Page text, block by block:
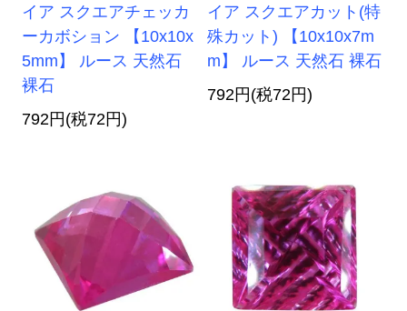
イア スクエアチェッカ
ーカボション 【10x10x
5mm】 ルース 天然石
裸石
792円(税72円)
イア スクエアカット(特
殊カット) 【10x10x7m
m】 ルース 天然石 裸石
792円(税72円)